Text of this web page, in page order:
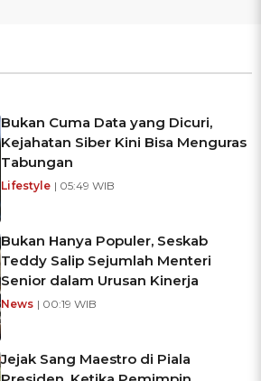
Bukan Cuma Data yang Dicuri,
Kejahatan Siber Kini Bisa Menguras
Tabungan
Lifestyle | 05:49 WIB
Bukan Hanya Populer, Seskab
Teddy Salip Sejumlah Menteri
Senior dalam Urusan Kinerja
News | 00:19 WIB
Jejak Sang Maestro di Piala